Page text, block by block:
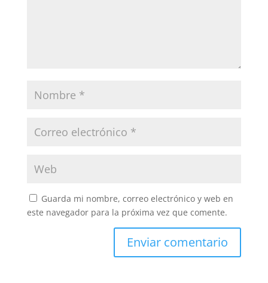
Guarda mi nombre, correo electrónico y web en
este navegador para la próxima vez que comente.